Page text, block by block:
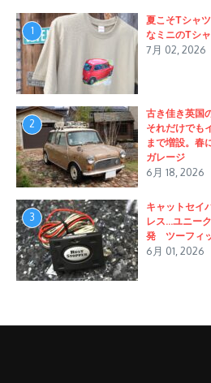
1
夏こそTシャ
なミニのTシ
7月 02, 2026
2
古き佳き英国
それだけでも
まで増設。春
ガレージ
6月 18, 2026
3
キャットセイ
レス…ユニー
発 ツーフィ
6月 01, 2026